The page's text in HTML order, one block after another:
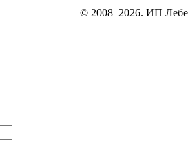
© 2008–2026. ИП